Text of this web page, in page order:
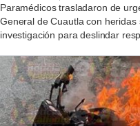
Paramédicos trasladaron de
General de Cuautla con
investigación para deslindar